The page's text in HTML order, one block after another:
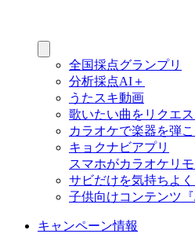
全国採点グランプリ
分析採点AI＋
うたスキ動画
歌いたい曲をリクエス
カラオケで楽器を弾こ
キョクナビアプリ
スマホがカラオケリ
サビだけを気持ちよく
子供向けコンテンツ『
キャンペーン情報